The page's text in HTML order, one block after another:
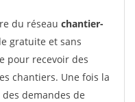
du réseau chantier-
gratuite et sans
pour recevoir des
chantiers. Une fois la
demandes de